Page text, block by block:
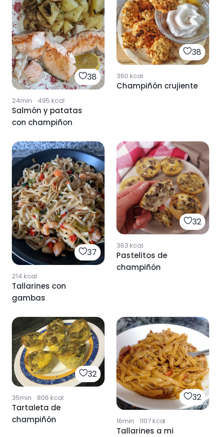
38
24min · 495 kcal
Salmón y patatas
con champiñon
38
360 kcal
Champiñón crujiente
37
214 kcal
Tallarines con
gambas
32
363 kcal
Pastelitos de
champiñón
32
35min · 806 kcal
Tartaleta de
champiñón
32
16min · 1107kcal
Tallarines a mi